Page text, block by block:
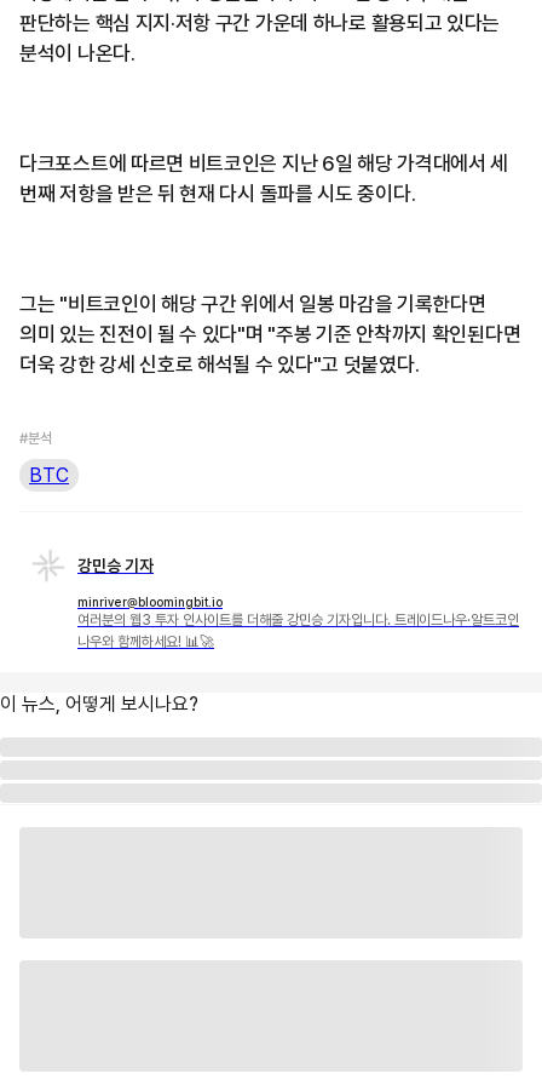
판단하는 핵심 지지·저항 구간 가운데 하나로 활용되고 있다는
분석이 나온다.
다크포스트에 따르면 비트코인은 지난 6일 해당 가격대에서 세
번째 저항을 받은 뒤 현재 다시 돌파를 시도 중이다.
그는 "비트코인이 해당 구간 위에서 일봉 마감을 기록한다면
의미 있는 진전이 될 수 있다"며 "주봉 기준 안착까지 확인된다면
더욱 강한 강세 신호로 해석될 수 있다"고 덧붙였다.
#분석
BTC
강민승 기자
minriver@bloomingbit.io
여러분의 웹3 투자 인사이트를 더해줄 강민승 기자입니다. 트레이드나우·알트코인
나우와 함께하세요! 📊🚀
이 뉴스, 어떻게 보시나요?